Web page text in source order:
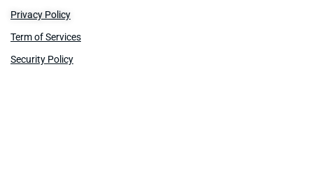
Privacy Policy
Term of Services
Security Policy